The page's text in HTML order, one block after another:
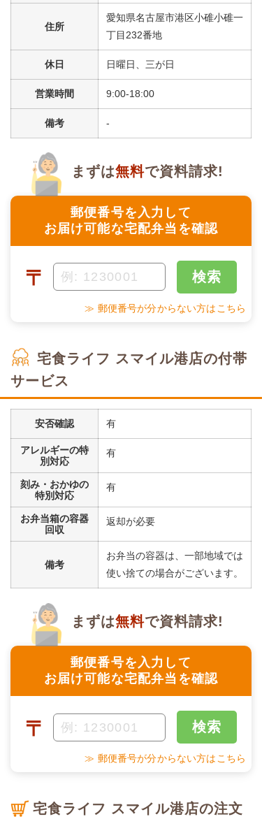
※ その他備考
メニューは日替わりです（メニューは一例です）
住所
愛知県名古屋市港区小碓小碓一
丁目232番地
休日 日曜日、三が日
営業時間 9:00-18:00
備考 -
郵便番号を入力して
お届け可能な宅配弁当を確認
まずは無料で資料請求!
〒 検索
≫ 郵便番号が分からない方はこちら
宅食ライフ スマイル港店の付帯
サービス
安否確認 有
アレルギーの特
別対応
有
刻み・おかゆの
特別対応
有
お弁当箱の容器
回収
返却が必要
備考
お弁当の容器は、一部地域では
使い捨ての場合がございます。
郵便番号を入力して
お届け可能な宅配弁当を確認
まずは無料で資料請求!
〒 検索
≫ 郵便番号が分からない方はこちら
宅食ライフ スマイル港店の注文